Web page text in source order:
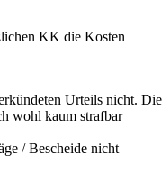
KK die Kosten
Urteils nicht. Die
wohl kaum strafbar
/ Bescheide nicht